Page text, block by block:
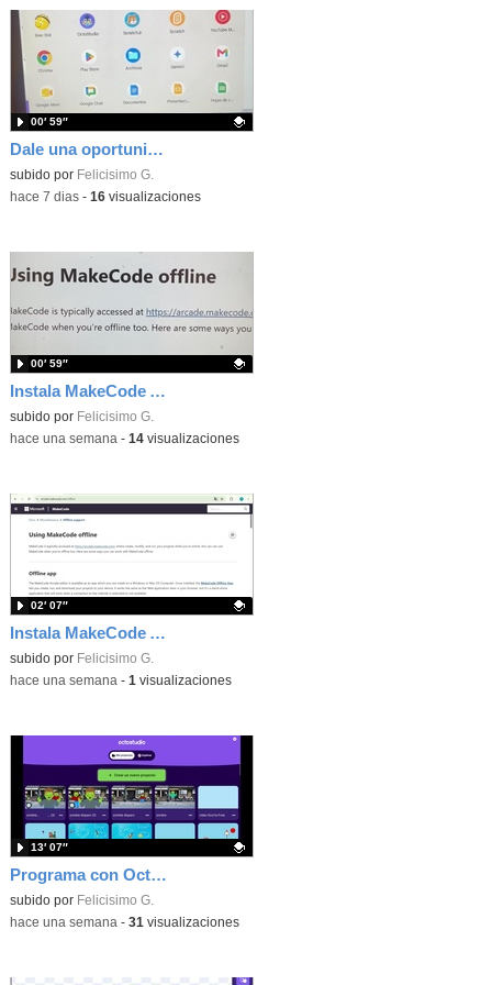
Dale una oportunidad a los Chromebooks y utiliza un proyector para realizar talleres si no tienes pantallas táctiles
Contenido educativo.
subido por Felicisimo G.
00′ 59″
-hace 7 dias- 16visualizaciones
Instala MakeCode Arcade para trabajar offline en tu tablet, ordenador, Chromebook
Contenido educativo.
subido por Felicisimo G.
00′ 59″
-hace una semana - 14visualizaciones
Instala MakeCode Arcade offline para programar grandes juegos sin necesidad de Internet
Contenido educativo.
subido por Felicisimo G.
02′ 07″
-hace una semana - 1 visualizaciones
Programa con OctoStudio, un juego de disparos contra Zombies con un cargador basado en el House of the dead
Contenido educativo.
subido por Felicisimo G.
13′ 07″
-hace una semana - 31 visualizaciones